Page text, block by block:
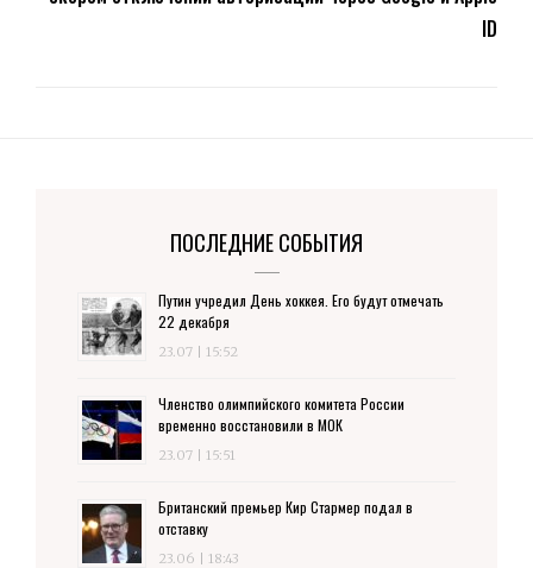
ID
ПОСЛЕДНИЕ СОБЫТИЯ
Путин учредил День хоккея. Его будут отмечать
22 декабря
23.07 | 15:52
Членство олимпийского комитета России
временно восстановили в МОК
23.07 | 15:51
Британский премьер Кир Стармер подал в
отставку
23.06 | 18:43